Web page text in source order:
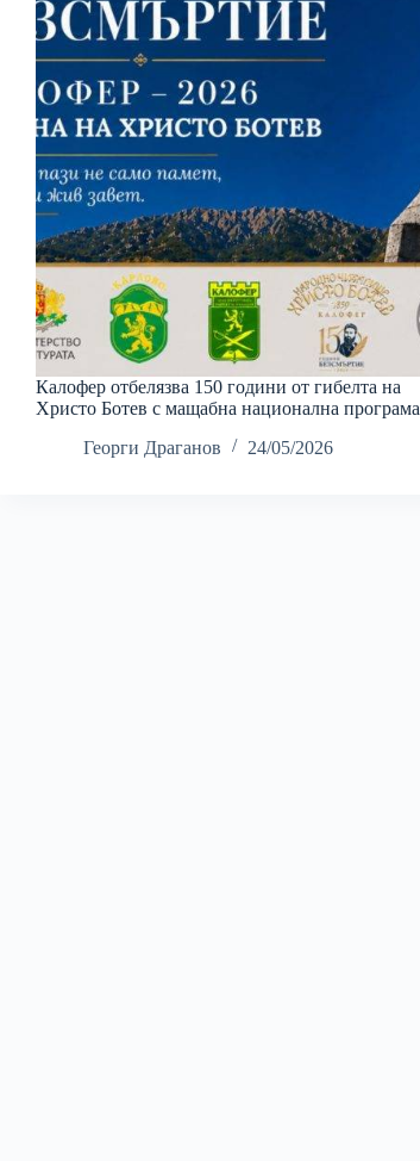
Калофер отбелязва 150 години от гибелта на
Христо Ботев с мащабна национална програма
Георги Драганов
24/05/2026